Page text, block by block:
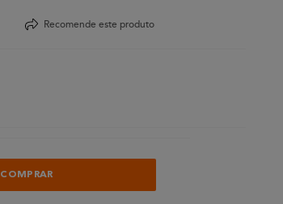
Recomende este produto
COMPRAR